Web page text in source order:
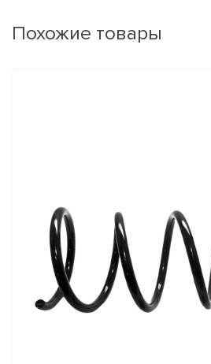
Похожие товары